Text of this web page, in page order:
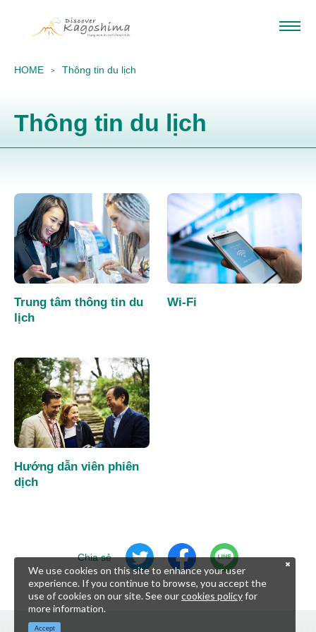
HOME Thông tin du lịch
Thông tin du lịch
Trung tâm thông tin du
lịch
Wi-Fi
Hướng dẫn viên phiên
dịch
Chia sẻ
We use cookies on this site to enhance your user
experience. If you continue to browse, you accept the
use of cookies on our site. See ourcookies policyfor
more information.
Accept